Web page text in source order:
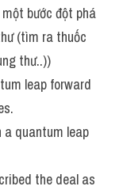
bước đột phá
(tìm ra thuốc
thư..))
leap forward
quantum leap
the deal as